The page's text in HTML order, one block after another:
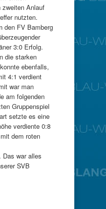
Anlauf
nutzten.
den FV Bamberg
3:0 Erfolg.
die starken
ebenfalls,
4:1 verdient
war man
am folgenden
Gruppenspiel
setzte es eine
verdiente 0:8
dem roten
Das war alles
SVB